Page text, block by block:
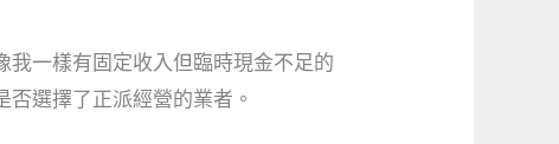
一樣有固定收入但臨時現金不足的
選擇了正派經營的業者。